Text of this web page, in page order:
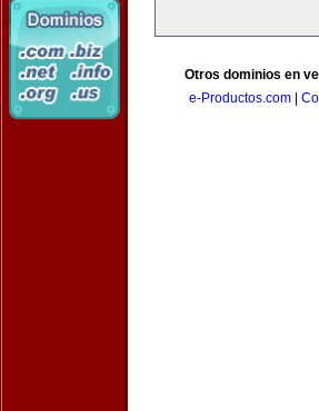
Otros dominios en
e-Productos.com